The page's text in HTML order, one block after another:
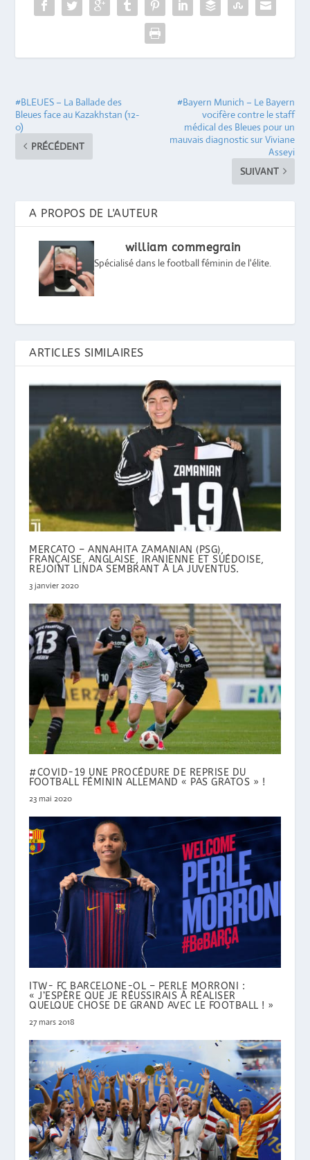
#BLEUES – La Ballade des
Bleues face au Kazakhstan (12-
0)
PRÉCÉDENT
#Bayern Munich – Le Bayern
vocifère contre le staff
médical des Bleues pour un
mauvais diagnostic sur Viviane
Asseyi
SUIVANT
A PROPOS DE L'AUTEUR
william commegrain
Spécialisé dans le football féminin de l'élite.
ARTICLES SIMILAIRES
MERCATO – ANNAHITA ZAMANIAN (PSG),
FRANÇAISE, ANGLAISE, IRANIENNE ET SUÉDOISE,
REJOINT LINDA SEMBRANT À LA JUVENTUS.
3 janvier 2020
#COVID-19 UNE PROCÉDURE DE REPRISE DU
FOOTBALL FÉMININ ALLEMAND « PAS GRATOS » !
23 mai 2020
ITW- FC BARCELONE-OL – PERLE MORRONI :
« J’ESPÈRE QUE JE RÉUSSIRAIS À RÉALISER
QUELQUE CHOSE DE GRAND AVEC LE FOOTBALL ! »
27 mars 2018